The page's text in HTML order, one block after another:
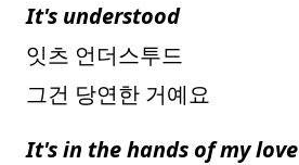
It's understood
잇츠 언더스투드
그건 당연한 거예요
It's in the hands of my love